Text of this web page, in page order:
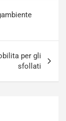
per gli
sfollati